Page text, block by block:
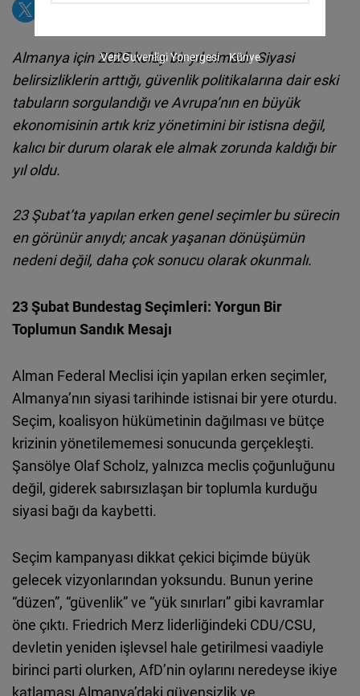
Almanya için 2025 kolay bir yıl olmadı. Siyasi
belirsizliklerin arttığı, güvenlik politikalarına dair eski
tabuların sorgulandığı ve Avrupa’nın en büyük
ekonomisinin artık kriz yönetimini bir istisna değil,
kalıcı bir durum olarak ele almak zorunda kaldığı bir
yıl oldu.
23 Şubat’ta yapılan erken genel seçimler bu sürecin
en görünür anıydı; ancak yaşanan dönüşümün
nedeni değil, daha çok sonucu olarak okunmalı.
23 Şubat Bundestag Seçimleri: Yorgun Bir
Toplumun Sandık Mesajı
Alman Federal Meclisi için yapılan erken seçimler,
Almanya’nın siyasi tarihinde istisnai bir yere oturdu.
Seçim, koalisyon hükümetinin dağılması ve bütçe
krizinin yönetilememesi sonucunda gerçekleşti.
Şansölye Olaf Scholz, yalnızca meclis çoğunluğunu
değil, giderek sabırsızlaşan bir toplumla kurduğu
siyasi bağı da kaybetti.
Seçim kampanyası dikkat çekici biçimde büyük
gelecek vizyonlarından yoksundu. Bunun yerine
“düzen”, “güvenlik” ve “yük sınırları” gibi kavramlar
öne çıktı. Friedrich Merz liderliğindeki CDU/CSU,
devletin yeniden işlevsel hale getirilmesi vaadiyle
birinci parti olurken, AfD’nin oylarını neredeyse ikiye
katlaması Almanya’daki güvensizlik ve
Embed
Google
Maps
Embed
Flickr
Embed
Newsletter2go
Embed
Podigee
Embed
D.Vinci
Embed
Typeform
Veri Guvenligi Yonergesi Künye